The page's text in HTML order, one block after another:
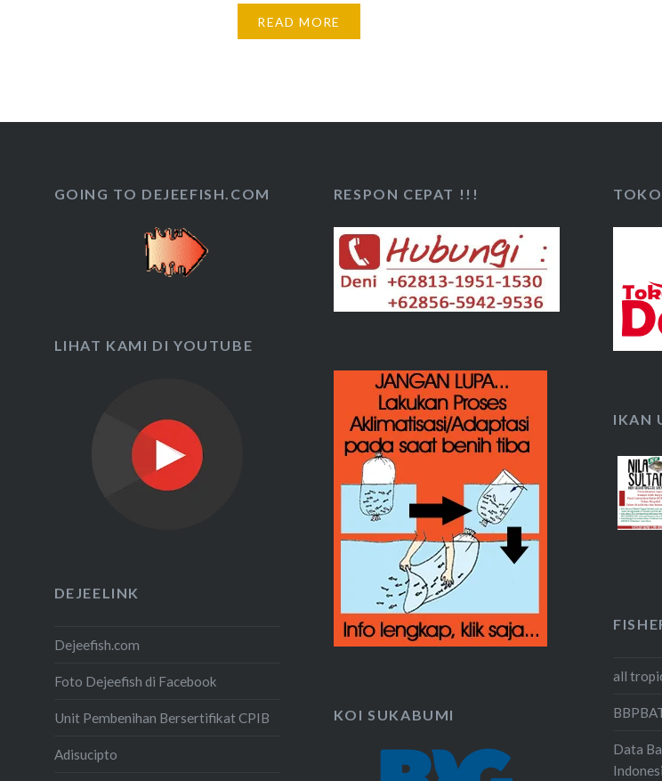
water sangat biasa terjadi dan dialami para penggemar koi. Air
kolam koi yang berwarna hijau disebabkan oleh ledakan
READ MORE
GOING TO DEJEEFISH.COM RESPON CEPAT !!! TOKO
LIHAT KAMI DI YOUTUBE
IKAN
DEJEELINK
Dejeefish.com
Foto Dejeefish di Facebook
Unit Pembenihan Bersertifikat CPIB
Adisucipto
all
Data
KOI SUKABUMI